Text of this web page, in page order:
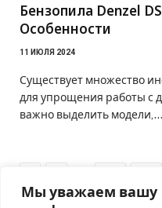
Мы уважаем вашу
Бензопила Denzel
Особенности
11 ИЮЛЯ 2024
Существует множество
для упрощения работы с
важно выделить модели,…